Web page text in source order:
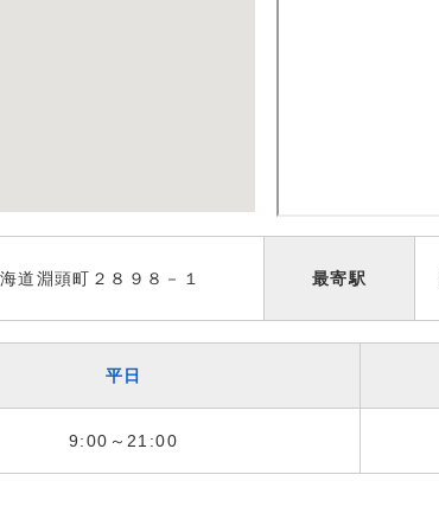
道淵頭町２８９８－１ 最寄駅
平日
9:00～21:00